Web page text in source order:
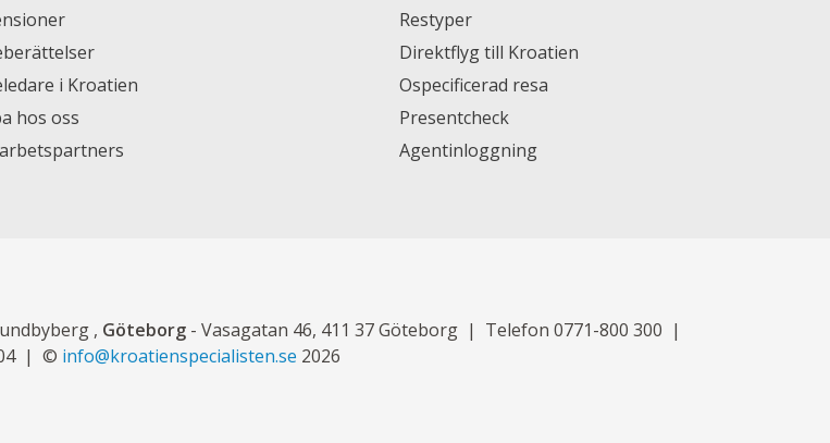
i Kroatien
hos oss
Restyper
Direktflyg till Kroatien
Ospecificerad resa
Presentcheck
Agentinloggning
, Göteborg - Vasagatan 46, 411 37 Göteborg Telefon 0771-800 300
© info@kroatienspecialisten.se 2026